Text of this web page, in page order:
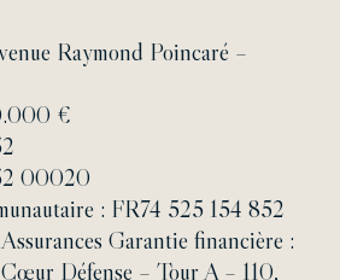
Raymond Poincaré –
€
00020
: FR74 525 154 852
Garantie financière :
Défense – Tour A – 110,